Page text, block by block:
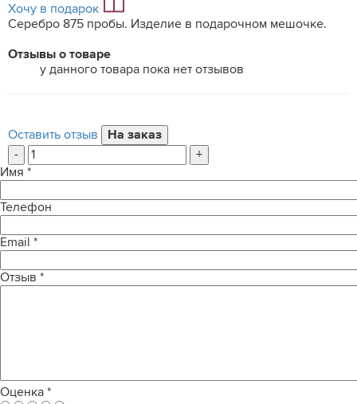
Хочу в подарок
Серебро 875 пробы. Изделие в подарочном мешочке.
Отзывы о товаре
у данного товара пока нет отзывов
Оставить отзыв
-
+
Имя *
Телефон
Email *
Отзыв *
Оценка *